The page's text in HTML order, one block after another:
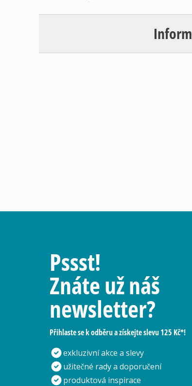
Pssst!
Znáte už náš
newsletter?
Přihlaste se k odběru a získejte slevu 125 Kč*!
exkluzivní akce a slevy
užitečné rady a doporučení
produktová inspirace